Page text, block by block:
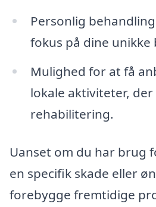
Personlig
fokus på dine unikke
Mulighed for at få
lokale aktiviteter,
rehabilitering.
Uanset om du har brug
en specifik skade eller
forebygge fremtidige